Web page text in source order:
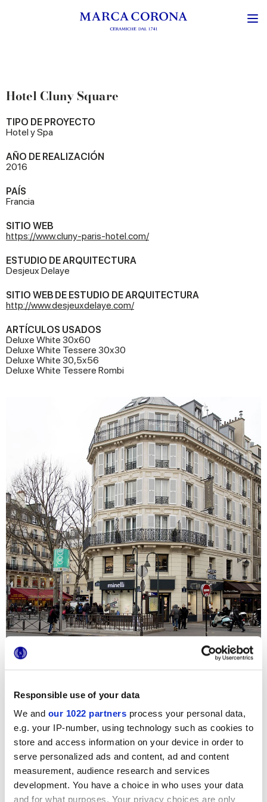
Responsible use of your data
We and our 1022 partners process your personal data,
e.g. your IP-number, using technology such as cookies to
store and access information on your device in order to
serve personalized ads and content, ad and content
measurement, audience research and services
development. You have a choice in who uses your data
and for what purposes. Your privacy choices are only
Hotel Cluny Square
TIPO DE PROYECTO
Hotel y Spa
AÑO DE REALIZACIÓN
2016
PAÍS
Francia
SITIO WEB
https://www.cluny-paris-hotel.com/
ESTUDIO DE ARQUITECTURA
Desjeux Delaye
SITIO WEB DE ESTUDIO DE ARQUITECTURA
http://www.desjeuxdelaye.com/
ARTÍCULOS USADOS
Deluxe White 30x60
Deluxe White Tessere 30x30
Deluxe White 30,5x56
Deluxe White Tessere Rombi
Un hotel excéntrico en pleno centro de París, una joya de
elegancia en la que el color es un detalle distintivo de cada
suite gracias a tapicerías ultraglamurosas. La serieDeluxe
aporta su estilo en los baños privados: las superficies
efecto mármol se encuentran como baldosas, en formato
30x60 y en las elegantes teselas cuadradas, y como
azulejos en el exclusivo mosaico en forma de rombo.